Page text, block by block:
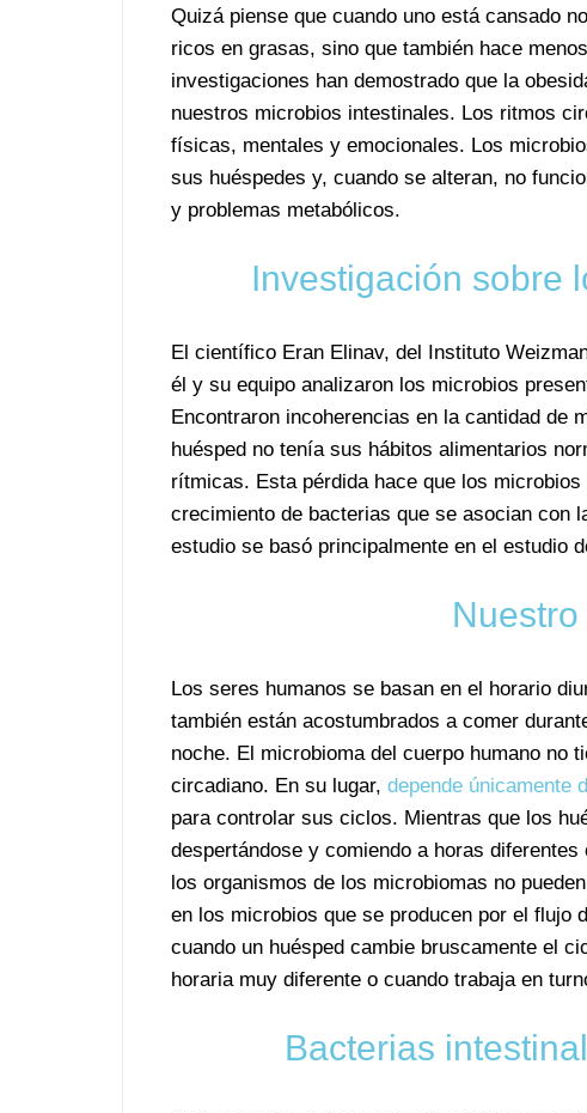
Quizá piense que cuando uno está cansado
ricos en grasas, sino que también hace
investigaciones han demostrado que la
nuestros microbios intestinales. Los ritmos
físicas, mentales y emocionales. Los
sus huéspedes y, cuando se alteran, no
y problemas metabólicos.
Investigación sobre
El científico Eran Elinav, del Instituto
él y su equipo analizaron los microbios
Encontraron incoherencias en la cantidad de
huésped no tenía sus hábitos alimentarios
rítmicas. Esta pérdida hace que los
crecimiento de bacterias que se asocian con
estudio se basó principalmente en el estudio
Los seres humanos se basan en el horario
también están acostumbrados a comer
noche. El microbioma del cuerpo humano no
circadiano. En su lugar, depende únicamente
para controlar sus ciclos. Mientras que los
despertándose y comiendo a horas
los organismos de los microbiomas no
en los microbios que se producen por el flujo
cuando un huésped cambie bruscamente el
horaria muy diferente o cuando trabaja en
Bacterias